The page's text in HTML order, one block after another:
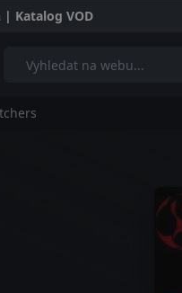
| Katalog VOD